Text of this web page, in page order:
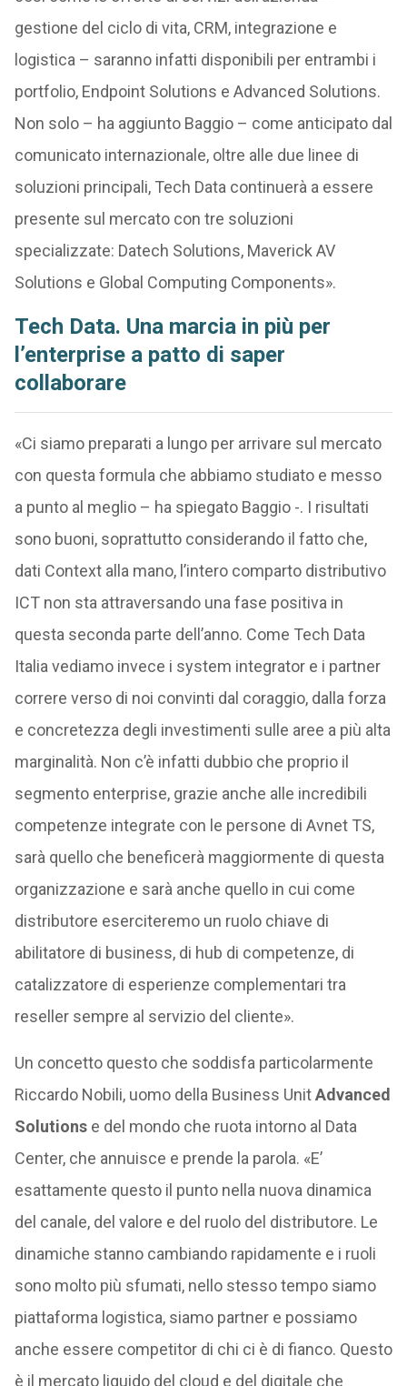
gestione del ciclo di vita, CRM, integrazione e
logistica – saranno infatti disponibili per entrambi i
portfolio, Endpoint Solutions e Advanced Solutions.
Non solo – ha aggiunto Baggio – come anticipato dal
comunicato internazionale, oltre alle due linee di
soluzioni principali, Tech Data continuerà a essere
presente sul mercato con tre soluzioni
specializzate: Datech Solutions, Maverick AV
Solutions e Global Computing Components».
Tech Data. Una marcia in più per
l’enterprise a patto di saper
collaborare
«Ci siamo preparati a lungo per arrivare sul mercato
con questa formula che abbiamo studiato e messo
a punto al meglio – ha spiegato Baggio -. I risultati
sono buoni, soprattutto considerando il fatto che,
dati Context alla mano, l’intero comparto distributivo
ICT non sta attraversando una fase positiva in
questa seconda parte dell’anno. Come Tech Data
Italia vediamo invece i system integrator e i partner
correre verso di noi convinti dal coraggio, dalla forza
e concretezza degli investimenti sulle aree a più alta
marginalità. Non c’è infatti dubbio che proprio il
segmento enterprise, grazie anche alle incredibili
competenze integrate con le persone di Avnet TS,
sarà quello che beneficerà maggiormente di questa
organizzazione e sarà anche quello in cui come
distributore eserciteremo un ruolo chiave di
abilitatore di business, di hub di competenze, di
catalizzatore di esperienze complementari tra
reseller sempre al servizio del cliente».
Un concetto questo che soddisfa particolarmente
Riccardo Nobili, uomo della Business UnitAdvanced
Solutionse del mondo che ruota intorno al Data
Center, che annuisce e prende la parola. «E’
esattamente questo il punto nella nuova dinamica
del canale, del valore e del ruolo del distributore. Le
dinamiche stanno cambiando rapidamente e i ruoli
sono molto più sfumati, nello stesso tempo siamo
piattaforma logistica, siamo partner e possiamo
anche essere competitor di chi ci è di fianco. Questo
è il mercato liquido del cloud e del digitale che